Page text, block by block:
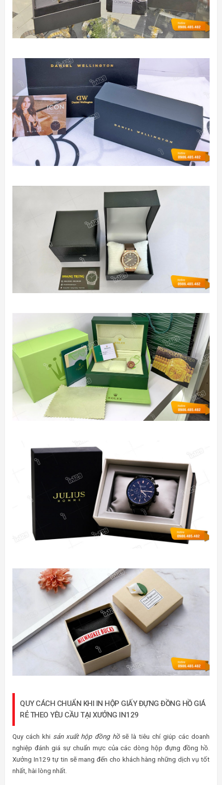
QUY CÁCH CHUẨN KHI IN HỘP GIẤY ĐỰNG ĐỒNG HỒ GIÁ
RẺ THEO YÊU CẦU TẠI XƯỞNG IN129
Quy cách khi sản xuất hộp đồng hồsẽ là tiêu chí giúp các doanh
nghiệp đánh giá sự chuẩn mực của các dòng hộp đựng đồng hồ.
Xưởng In129 tự tin sẽ mang đến cho khách hàng những dịch vụ tốt
nhất, hài lòng nhất.